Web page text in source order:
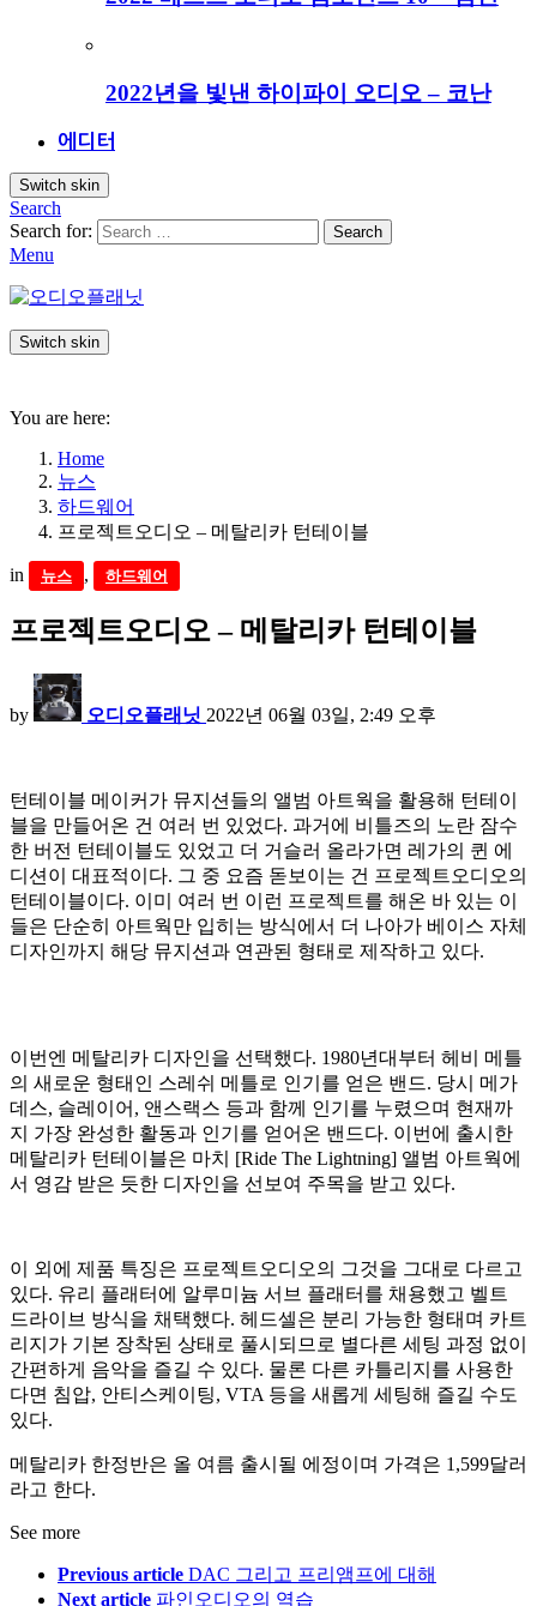
2022년을 빛낸 하이파이 오디오 – 코난
에디터
Switch skin
Search
Search for:
Search
Menu
Switch skin
You are here:
Home
뉴스
하드웨어
프로젝트오디오 – 메탈리카 턴테이블
in 뉴스 , 하드웨어
프로젝트오디오 – 메탈리카 턴테이블
by 오디오플래닛 2022년 06월 03일, 2:49 오후
턴테이블 메이커가 뮤지션들의 앨범 아트웍을 활용해 턴테이
블을 만들어온 건 여러 번 있었다. 과거에 비틀즈의 노란 잠수
한 버전 턴테이블도 있었고 더 거슬러 올라가면 레가의 퀸 에
디션이 대표적이다. 그 중 요즘 돋보이는 건 프로젝트오디오의
턴테이블이다. 이미 여러 번 이런 프로젝트를 해온 바 있는 이
들은 단순히 아트웍만 입히는 방식에서 더 나아가 베이스 자체
디자인까지 해당 뮤지션과 연관된 형태로 제작하고 있다.
이번엔 메탈리카 디자인을 선택했다. 1980년대부터 헤비 메틀
의 새로운 형태인 스레쉬 메틀로 인기를 얻은 밴드. 당시 메가
데스, 슬레이어, 앤스랙스 등과 함께 인기를 누렸으며 현재까
지 가장 완성한 활동과 인기를 얻어온 밴드다. 이번에 출시한
메탈리카 턴테이블은 마치 [Ride The Lightning] 앨범 아트웍에
서 영감 받은 듯한 디자인을 선보여 주목을 받고 있다.
이 외에 제품 특징은 프로젝트오디오의 그것을 그대로 다르고
있다. 유리 플래터에 알루미늄 서브 플래터를 채용했고 벨트
드라이브 방식을 채택했다. 헤드셀은 분리 가능한 형태며 카트
리지가 기본 장착된 상태로 풀시되므로 별다른 세팅 과정 없이
간편하게 음악을 즐길 수 있다. 물론 다른 카틀리지를 사용한
다면 침압, 안티스케이팅, VTA 등을 새롭게 세팅해 즐길 수도
있다.
메탈리카 한정반은 올 여름 출시될 에정이며 가격은 1,599달러
라고 한다.
See more
Previous article DAC 그리고 프리앰프에 대해
Next article 파인오디오의 역습